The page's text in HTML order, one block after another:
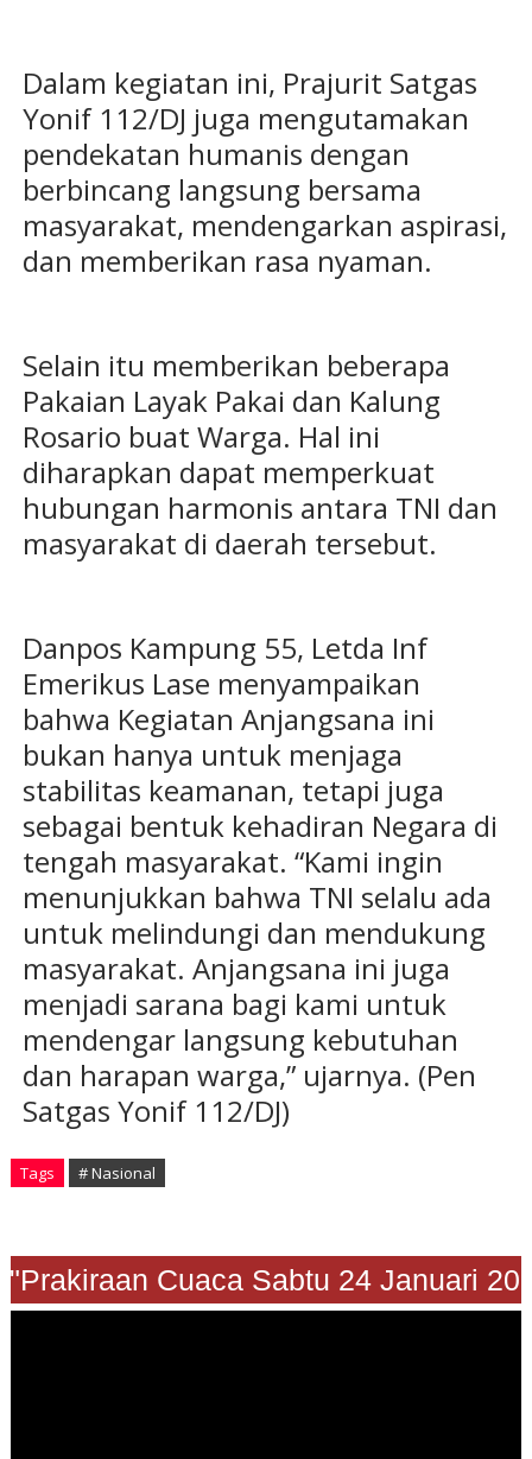
Dalam kegiatan ini, Prajurit Satgas
Yonif 112/DJ juga mengutamakan
pendekatan humanis dengan
berbincang langsung bersama
masyarakat, mendengarkan aspirasi,
dan memberikan rasa nyaman.
Selain itu memberikan beberapa
Pakaian Layak Pakai dan Kalung
Rosario buat Warga. Hal ini
diharapkan dapat memperkuat
hubungan harmonis antara TNI dan
masyarakat di daerah tersebut.
Danpos Kampung 55, Letda Inf
Emerikus Lase menyampaikan
bahwa Kegiatan Anjangsana ini
bukan hanya untuk menjaga
stabilitas keamanan, tetapi juga
sebagai bentuk kehadiran Negara di
tengah masyarakat. “Kami ingin
menunjukkan bahwa TNI selalu ada
untuk melindungi dan mendukung
masyarakat. Anjangsana ini juga
menjadi sarana bagi kami untuk
mendengar langsung kebutuhan
dan harapan warga,” ujarnya. (Pen
Satgas Yonif 112/DJ)
Tags # Nasional
Cuaca Sabtu 24 Januari